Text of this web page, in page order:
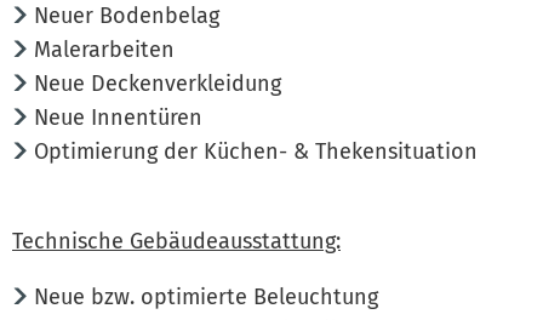
Neuer Bodenbelag
Malerarbeiten
Neue Deckenverkleidung
Neue Innentüren
Optimierung der Küchen- & Thekensituation
Technische Gebäudeausstattung:
Neue bzw. optimierte Beleuchtung